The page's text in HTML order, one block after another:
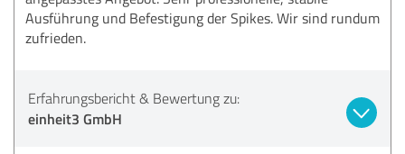
Ausführung und Befestigung der Spikes. Wir sind rundum
zufrieden.
Erfahrungsbericht & Bewertung zu:
einheit3 GmbH